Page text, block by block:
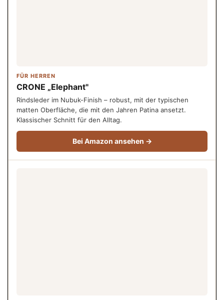
FÜR HERREN
CRONE „Elephant"
Rindsleder im Nubuk-Finish – robust, mit der typischen
matten Oberfläche, die mit den Jahren Patina ansetzt.
Klassischer Schnitt für den Alltag.
Bei Amazon ansehen →